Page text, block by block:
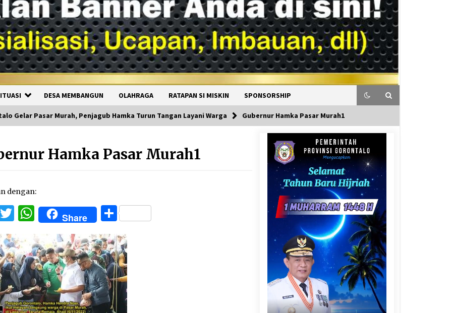
DESA MEMBANGUN OLAHRAGA RATAPAN SI MISKIN SPONSORSHIP
Gelar Pasar Murah, Penjagub Hamka Turun Tangan Layani Warga Gubernur Hamka Pasar Murah1
Hamka Pasar Murah1
dengan:
Twitter
WhatsApp
Share Share